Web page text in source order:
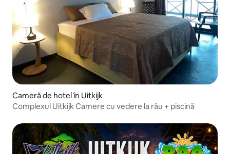
Cameră de hotel în Uitkijk
Complexul Uitkijk Camere cu vedere la râu + piscină